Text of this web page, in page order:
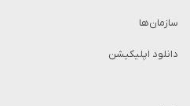
سازمان‌ها
دانلود اپلیکیشن